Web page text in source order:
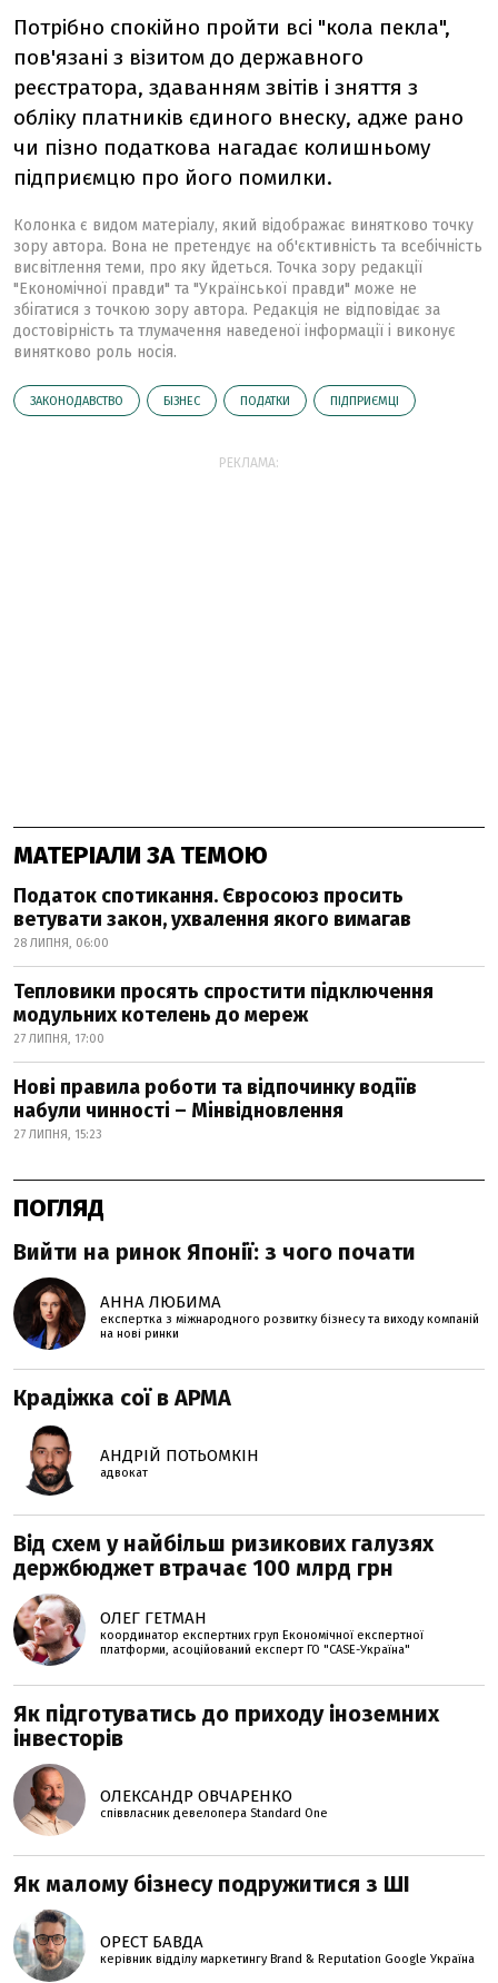
Потрібно спокійно пройти всі "кола пекла",
пов'язані з візитом до державного
реєстратора, здаванням звітів і зняття з
обліку платників єдиного внеску, адже рано
чи пізно податкова нагадає колишньому
підприємцю про його помилки.
Колонка є видом матеріалу, який відображає винятково точку
зору автора. Вона не претендує на об'єктивність та всебічність
висвітлення теми, про яку йдеться. Точка зору редакції
"Економічної правди" та "Української правди" може не
збігатися з точкою зору автора. Редакція не відповідає за
достовірність та тлумачення наведеної інформації і виконує
винятково роль носія.
ЗАКОНОДАВСТВО БІЗНЕС ПОДАТКИ ПІДПРИЄМЦІ
РЕКЛАМА:
МАТЕРІАЛИ ЗА ТЕМОЮ
Податок спотикання. Євросоюз просить
ветувати закон, ухвалення якого вимагав
28 ЛИПНЯ, 06:00
Тепловики просять спростити підключення
модульних котелень до мереж
27 ЛИПНЯ, 17:00
Нові правила роботи та відпочинку водіїв
набули чинності – Мінвідновлення
27 ЛИПНЯ, 15:23
ПОГЛЯД
Вийти на ринок Японії: з чого почати
АННА ЛЮБИМА
експертка з міжнародного розвитку бізнесу та виходу компаній
на нові ринки
Крадіжка сої в АРМА
АНДРІЙ ПОТЬОМКІН
адвокат
Від схем у найбільш ризикових галузях
держбюджет втрачає 100 млрд грн
ОЛЕГ ГЕТМАН
координатор експертних груп Економічної експертної
платформи, асоційований експерт ГО "CASE-Україна"
Як підготуватись до приходу іноземних
інвесторів
ОЛЕКСАНДР ОВЧАРЕНКО
співвласник девелопера Standard One
Як малому бізнесу подружитися з ШІ
ОРЕСТ БАВДА
керівник відділу маркетингу Brand & Reputation Google Україна